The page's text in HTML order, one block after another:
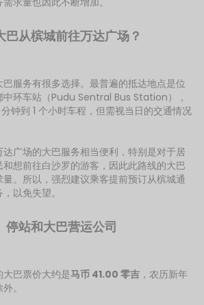
从槟城前往万达广场？
服务有很多选择。最普遍的抵达地点是位
中环车站（Pudu Sentral Bus Station），
钟到 1 个小时车程，但需视当日的交通情况
广场的大巴服务相当便利，特别是对于居
想前往白沙罗的游客，因此此路线的大巴
。所以，强烈建议乘客提前预订从槟城通
以免失望。
停站和大巴营运公司
巴票价大约是马币 41.00 零吉 ，农历新年
。